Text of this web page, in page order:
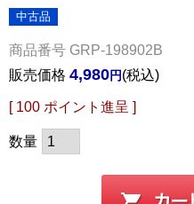
中古品
商品番号 GRP-198902B
販売価格 4,980 税込
[ 100 ポイント進呈 ]